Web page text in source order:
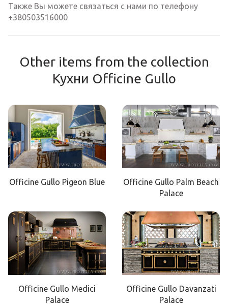
Также Вы можете связаться с нами по телефону
+380503516000
Other items from the collection
Кухни Officine Gullo
Officine Gullo Pigeon Blue
Officine Gullo Palm Beach
Palace
Officine Gullo Medici
Palace
Officine Gullo Davanzati
Palace